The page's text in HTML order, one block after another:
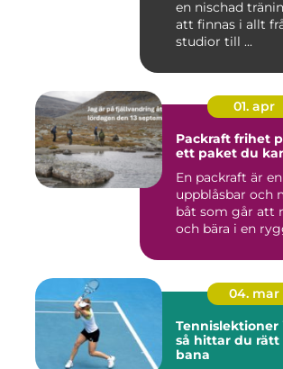
en nischad
att finnas i allt
studior till ...
01. apr
Packraft frihet på vattnet i
ett paket du
En packraft är
uppblåsbar och
båt som går att
och bära i en
04. mar
Tennislektioner
så hittar du rätt
bana